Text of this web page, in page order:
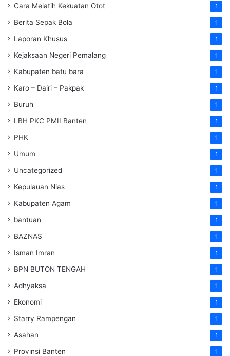
Cara Melatih Kekuatan Otot 1
Berita Sepak Bola 1
Laporan Khusus 1
Kejaksaan Negeri Pemalang 1
Kabupaten batu bara 1
Karo – Dairi – Pakpak 1
Buruh 1
LBH PKC PMII Banten 1
PHK 1
Umum 1
Uncategorized 1
Kepulauan Nias 1
Kabupaten Agam 1
bantuan 1
BAZNAS 1
Isman Imran 1
BPN BUTON TENGAH 1
Adhyaksa 1
Ekonomi 1
Starry Rampengan 1
Asahan 1
Provinsi Banten 1